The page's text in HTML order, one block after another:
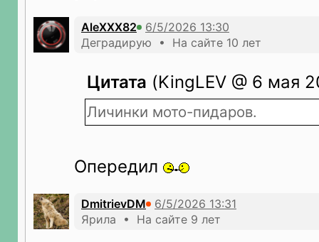
AleXXX82
Деградирую • На сайте 10 лет
Цитата (KingLEV @ 6 мая
Личинки мото-пидаров.
Опередил
DmitrievDM
Ярила • На сайте 9 лет